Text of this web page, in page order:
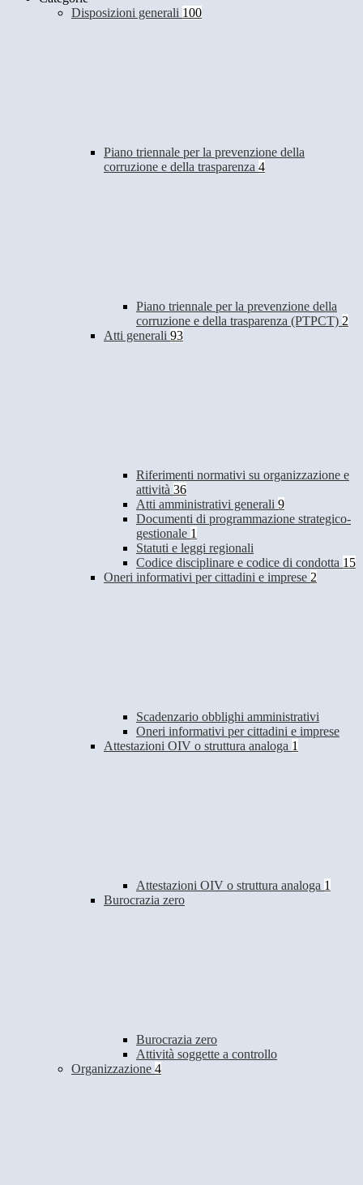
Disposizioni generali 100
Piano triennale per la prevenzione della
corruzione e della trasparenza 4
Piano triennale per la prevenzione della
corruzione e della trasparenza (PTPCT) 2
Atti generali 93
Riferimenti normativi su organizzazione e
attività 36
Atti amministrativi generali 9
Documenti di programmazione strategico-
gestionale 1
Statuti e leggi regionali
Codice disciplinare e codice di condotta 15
Oneri informativi per cittadini e imprese 2
Scadenzario obblighi amministrativi
Oneri informativi per cittadini e imprese
Attestazioni OIV o struttura analoga 1
Attestazioni OIV o struttura analoga 1
Burocrazia zero
Burocrazia zero
Attività soggette a controllo
Organizzazione 4